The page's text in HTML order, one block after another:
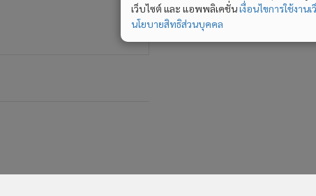
เว็บไซต์ และ แอพพลิเคชั่นเงื่อนไขการใช้งาน
นโยบายสิทธิส่วนบุคคล